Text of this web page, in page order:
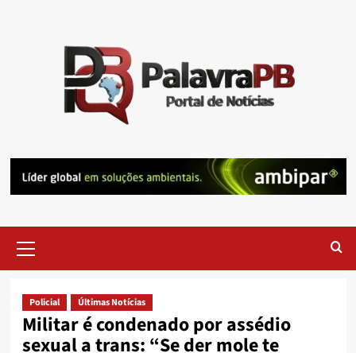
Menu
Policial Últimas Notícias
Militar é condenado por assédio
sexual a trans: “Se der mole te